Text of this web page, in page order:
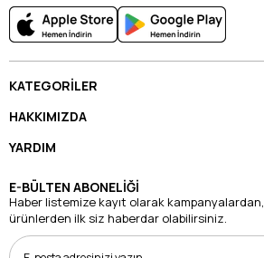
KATEGORİLER
HAKKIMIZDA
YARDIM
E-BÜLTEN ABONELİĞİ
Haber listemize kayıt olarak
ürünlerden ilk siz haberdar olabilirsiniz.